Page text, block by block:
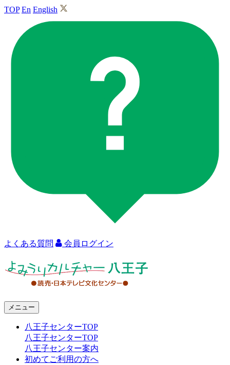
TOP En English
よくある質問 会員ログイン
メニュー
八王子センターTOP
八王子センターTOP
八王子センター案内
初めてご利用の方へ